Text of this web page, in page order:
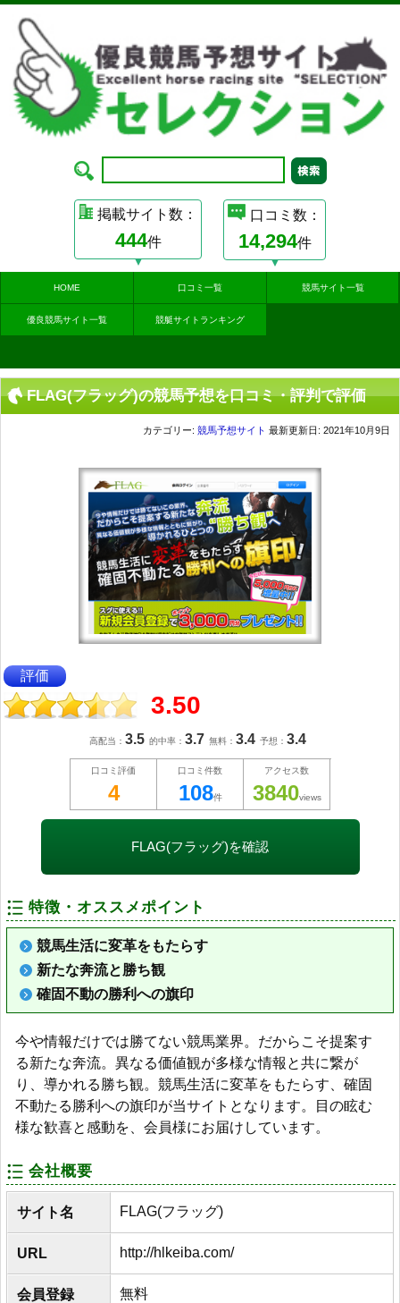
掲載サイト数：
444件
口コミ数：
14,294件
HOME 口コミ一覧 競馬サイト一覧
優良競馬サイト一覧 競艇サイトランキング
FLAG(フラッグ)の競馬予想を口コミ・評判で評価
カテゴリー: 競馬予想サイト 最新更新日: 2021年10月9日
評価
3.50
高配当： 3.5 的中率： 3.7 無料： 3.4 予想： 3.4
口コミ評価
4
口コミ件数
108件
アクセス数
3840views
FLAG(フラッグ)を確認
特徴・オススメポイント
競馬生活に変革をもたらす
新たな奔流と勝ち観
確固不動の勝利への旗印
今や情報だけでは勝てない競馬業界。だからこそ提案す
る新たな奔流。異なる価値観が多様な情報と共に繋が
り、導かれる勝ち観。競馬生活に変革をもたらす、確固
不動たる勝利への旗印が当サイトとなります。目の眩む
様な歓喜と感動を、会員様にお届けしています。
会社概要
サイト名 FLAG(フラッグ)
URL http://hlkeiba.com/
会員登録 無料